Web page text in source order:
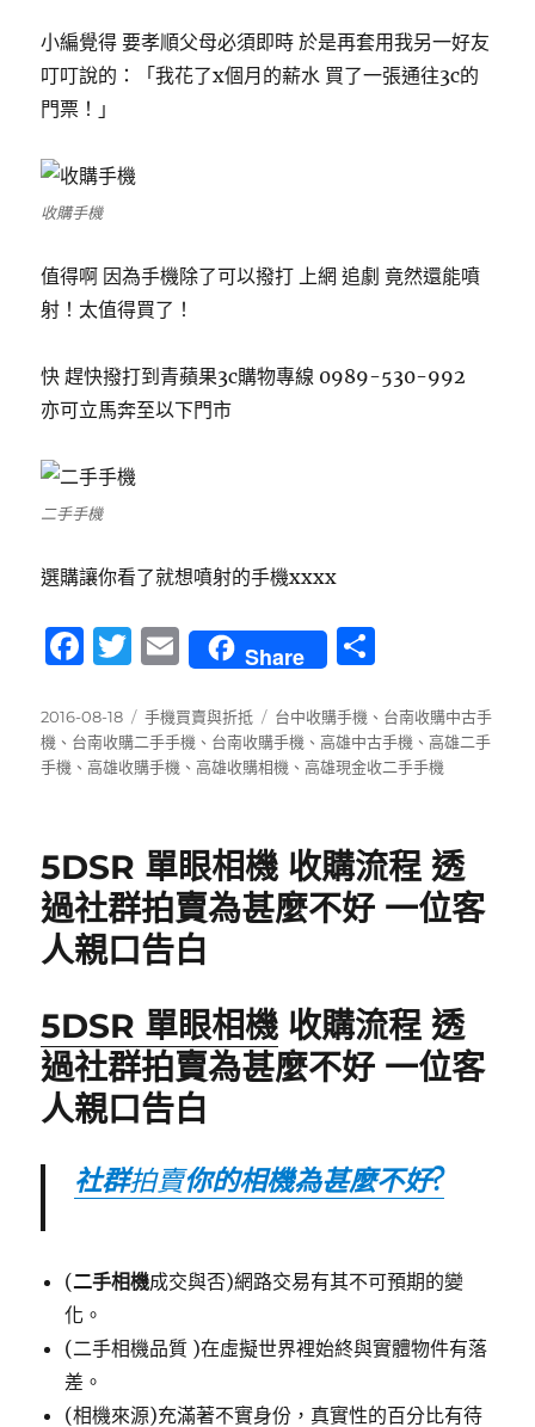
小編覺得 要孝順父母必須即時 於是再套用我另一好友
叮叮說的：「我花了x個月的薪水 買了一張通往3c的
門票！」
收購手機
值得啊 因為手機除了可以撥打 上網 追劇 竟然還能噴
射！太值得買了！
快 趕快撥打到青蘋果3c購物專線 0989-530-992
亦可立馬奔至以下門市
二手手機
選購讓你看了就想噴射的手機xxxx
F
c
e
o
k
T
it
te
E
m
ai
l
Share
發
佈
日
2016-08-18
分
類
手機買賣與折抵
標
籤
台中收購手機 、 台南收購中古手
機 、 台南收購二手手機 、 台南收購手機 、高雄中古手機 、高雄二手
手機 、高雄收購手機 、高雄收購相機 、高雄現金收二手手機
5DSR 單眼相機 收購流程 透
過社群拍賣為甚麼不好 一位客
人親口告白
5DSR 單眼相機收購流程 透
過社群拍賣為甚麼不好 一位客
人親口告白
社群拍賣你的相機為甚麼不好?
(二手相機成交與否)網路交易有其不可預期的變
化。
(二手相機品質 )在虛擬世界裡始終與實體物件有落
差。
(相機來源)充滿著不實身份，真實性的百分比有待